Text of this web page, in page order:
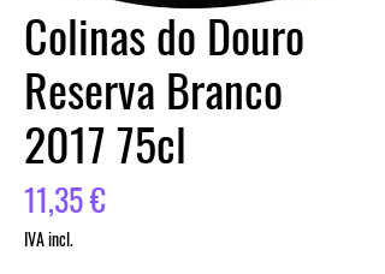
Colinas do Douro
Reserva Branco
2017 75cl
11,35 €Preço
IVA incl.